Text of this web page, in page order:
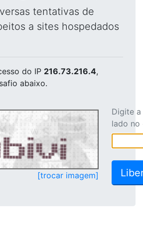
tentativas de
a sites hospedados
do IP 216.73.216.4,
abaixo.
[trocar imagem]
Digite
lado no